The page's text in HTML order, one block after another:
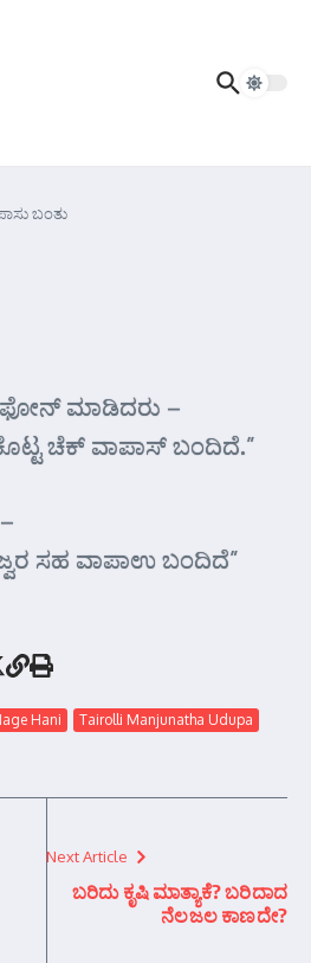
ಬಂತು
ಫೋನ್ ಮಾಡಿದರು –
ಚೆಕ್ ವಾಪಾಸ್ ಬಂದಿದೆ.”
ಸಹ ವಾಪಾಉ ಬಂದಿದೆ”
Hani Tairolli Manjunatha Udupa
Next Article
ಬರಿದು ಕೃಷಿ ಮಾತ್ಯಾಕೆ? ಬರಿದಾದ
ನೆಲಜಲ ಕಾಣದೇ?